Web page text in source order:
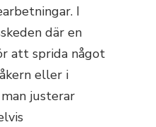
I
där en
att sprida något
eller i
justerar